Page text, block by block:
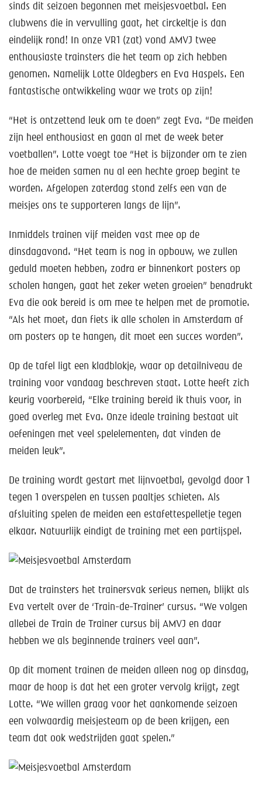
sinds dit seizoen begonnen met meisjesvoetbal. Een
clubwens die in vervulling gaat, het circkeltje is dan
eindelijk rond! In onze VR1 (zat) vond AMVJ twee
enthousiaste trainsters die het team op zich hebben
genomen. Namelijk Lotte Oldegbers en Eva Haspels. Een
fantastische ontwikkeling waar we trots op zijn!
“Het is ontzettend leuk om te doen” zegt Eva. “De meiden
zijn heel enthousiast en gaan al met de week beter
voetballen”. Lotte voegt toe “Het is bijzonder om te zien
hoe de meiden samen nu al een hechte groep begint te
worden. Afgelopen zaterdag stond zelfs een van de
meisjes ons te supporteren langs de lijn”.
Inmiddels trainen vijf meiden vast mee op de
dinsdagavond. “Het team is nog in opbouw, we zullen
geduld moeten hebben, zodra er binnenkort posters op
scholen hangen, gaat het zeker weten groeien” benadrukt
Eva die ook bereid is om mee te helpen met de promotie.
“Als het moet, dan fiets ik alle scholen in Amsterdam af
om posters op te hangen, dit moet een succes worden”.
Op de tafel ligt een kladblokje, waar op detailniveau de
training voor vandaag beschreven staat. Lotte heeft zich
keurig voorbereid, “Elke training bereid ik thuis voor, in
goed overleg met Eva. Onze ideale training bestaat uit
oefeningen met veel spelelementen, dat vinden de
meiden leuk”.
De training wordt gestart met lijnvoetbal, gevolgd door 1
tegen 1 overspelen en tussen paaltjes schieten. Als
afsluiting spelen de meiden een estafettespelletje tegen
elkaar. Natuurlijk eindigt de training met een partijspel.
Dat de trainsters het trainersvak serieus nemen, blijkt als
Eva vertelt over de ‘Train-de-Trainer’ cursus. “We volgen
allebei de Train de Trainer cursus bij AMVJ en daar
hebben we als beginnende trainers veel aan”.
Op dit moment trainen de meiden alleen nog op dinsdag,
maar de hoop is dat het een groter vervolg krijgt, zegt
Lotte. “We willen graag voor het aankomende seizoen
een volwaardig meisjesteam op de been krijgen, een
team dat ook wedstrijden gaat spelen.”